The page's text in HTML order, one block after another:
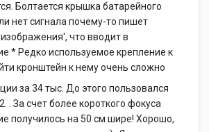
Болтается крышка батарейного
нет сигнала почему-то пишет
что вводит в
* Редко используемое крепление к
кронштейн к нему очень сложно
за 34 тыс. До этого пользовался
. За счет более короткого фокуса
получилось на 50 см шире! Хорошо,